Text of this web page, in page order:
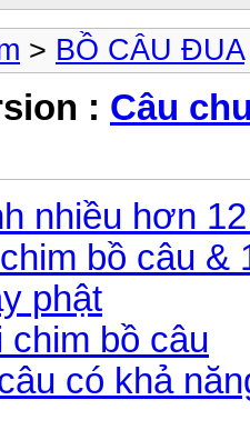
> BỒ CÂU ĐUA
: Câu
nhiều hơn
bồ câu &
phật
bồ câu
có khả